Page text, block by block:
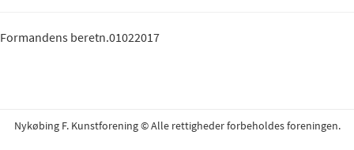
Formandens beretn.01022017
Nykøbing F. Kunstforening © Alle rettigheder forbeholdes foreningen.